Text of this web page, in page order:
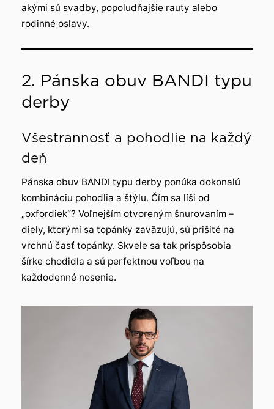
akými sú svadby, popoludňajšie rauty alebo
rodinné oslavy.
2. Pánska obuv BANDI typu
derby
Všestrannosť a pohodlie na každý
deň
Pánska obuv BANDI typu derby ponúka dokonalú
kombináciu pohodlia a štýlu. Čím sa líši od
„oxfordiek“? Voľnejším otvoreným šnurovaním –
diely, ktorými sa topánky zaväzujú, sú prišité na
vrchnú časť topánky. Skvele sa tak prispôsobia
šírke chodidla a sú perfektnou voľbou na
každodenné nosenie.